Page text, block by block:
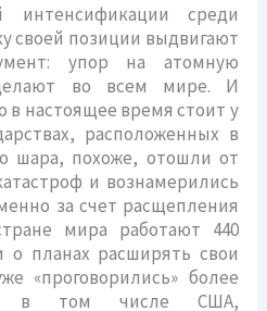
интенсификации среди
своей позиции выдвигают
упор на атомную
во всем мире. И
в настоящее время стоит у
расположенных в
шара, похоже, отошли от
и вознамерились
за счет расщепления
мира работают 440
о планах расширять свои
«проговорились» более
в том числе США,